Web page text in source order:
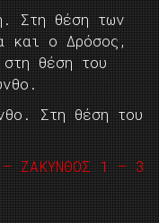
Στη θέση των
και ο Δρόσος,
θέση του
Στη θέση του
– ΖΑΚΥΝΘΟΣ 1 – 3